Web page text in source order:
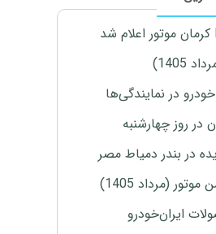
در بندر دمیاط مصر
(مرداد 1405)
ایران‌خودرو